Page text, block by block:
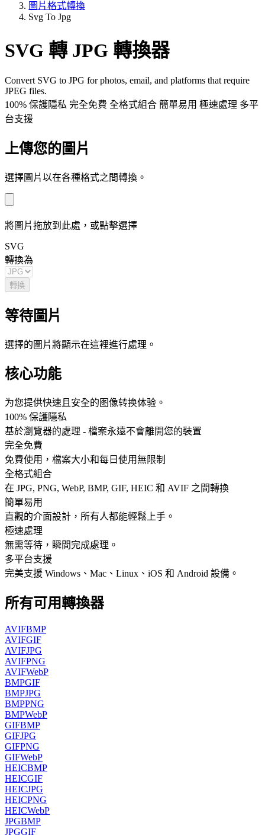
圖片格式轉換
Svg To Jpg
SVG 轉 JPG 轉換器
Convert SVG to JPG for photos, email, and platforms that require
JPEG files.
100% 保護隱私 完全免費 全格式組合 簡單易用 極速處理 多平
台支援
上傳您的圖片
選擇圖片以在各種格式之間轉換。
將圖片拖放到此處，或點擊選擇
SVG
轉換為
轉換
等待圖片
選擇的圖片將顯示在這裡進行處理。
核心功能
为您提供快速且安全的图像转换体验。
100% 保護隱私
基於瀏覽器的處理 - 檔案永遠不會離開您的裝置
完全免費
免費使用，檔案大小和每日使用無限制
全格式組合
在 JPG, PNG, WebP, BMP, GIF, HEIC 和 AVIF 之間轉換
簡單易用
直觀的介面設計，所有人都能輕鬆上手。
極速處理
無需等待，瞬間完成處理。
多平台支援
完美支援 Windows、Mac、Linux、iOS 和 Android 設備。
所有可用轉換器
AVIFBMP
AVIFGIF
AVIFJPG
AVIFPNG
AVIFWebP
BMPGIF
BMPJPG
BMPPNG
BMPWebP
GIFBMP
GIFJPG
GIFPNG
GIFWebP
HEICBMP
HEICGIF
HEICJPG
HEICPNG
HEICWebP
JPGBMP
JPGGIF